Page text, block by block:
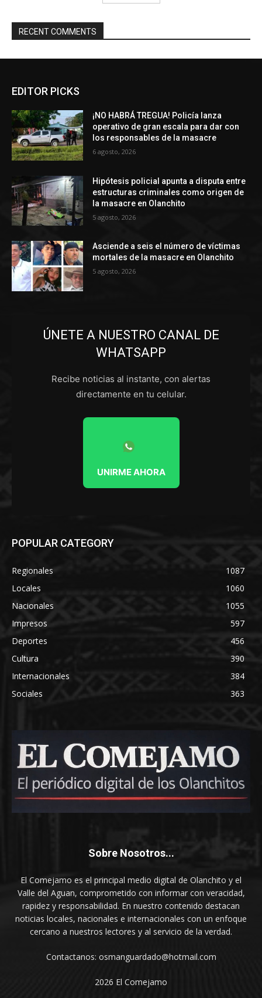
RECENT COMMENTS
EDITOR PICKS
¡NO HABRÁ TREGUA! Policía lanza
operativo de gran escala para dar con
los responsables de la masacre
6 agosto, 2026
Hipótesis policial apunta a disputa entre
estructuras criminales como origen de
la masacre en Olanchito
5 agosto, 2026
Asciende a seis el número de víctimas
mortales de la masacre en Olanchito
5 agosto, 2026
ÚNETE A NUESTRO CANAL DE
WHATSAPP
Recibe noticias al instante, con alertas
directamente en tu celular.
UNIRME AHORA
POPULAR CATEGORY
Regionales
1087
Locales
1060
Nacionales
1055
Impresos
597
Deportes
456
Cultura
390
Internacionales
384
Sociales
363
Sobre Nosotros...
El Comejamo es el principal medio digital de Olanchito y el
Valle del Aguan, comprometido con informar con veracidad,
rapidez y responsabilidad. En nuestro contenido destacan
noticias locales, nacionales e internacionales con un enfoque
cercano a nuestros lectores y al servicio de la verdad.
Contactanos: osmanguardado@hotmail.com
2026 El Comejamo